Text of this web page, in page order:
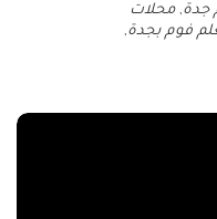
جدة,محلات
فوم بجدة,